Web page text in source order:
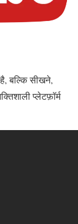
बल्कि सीखने,
प्लेटफ़ॉर्म